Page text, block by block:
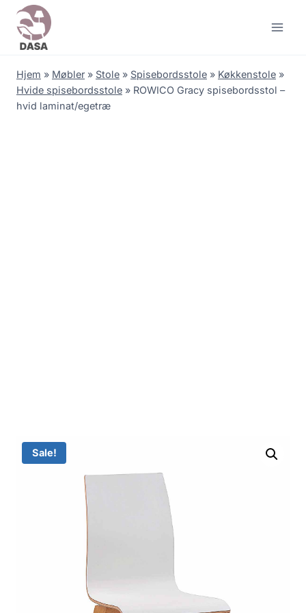
Skip
content
Hjem » Møbler » Stole » Spisebordsstole » Køkkenstole »
Hvide spisebordsstole » ROWICO Gracy spisebordsstol –
hvid laminat/egetræ
Sale!